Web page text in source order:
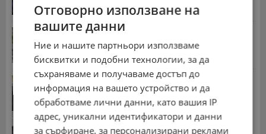
Мъж загина след скок в реката до Къпиновския...
15:20 | 4.8.2026 г.
Иван Демерджиев смени трима областни
директори на...
13:55 | 5.8.2026 г.
Гласуваха нови размери на пенсиите за догодина
09:55 | 8.7.2026 г.
Отговорно използване на
вашите данни
Ние и нашите партньори използваме
бисквитки и подобни технологии, за да
съхраняваме и получаваме достъп до
информация на вашето устройство и да
обработваме лични данни, като вашия IP
адрес, уникални идентификатори и данни
за сърфиране, за персонализирани реклами